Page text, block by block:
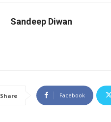
Sandeep Diwan
Share Facebook